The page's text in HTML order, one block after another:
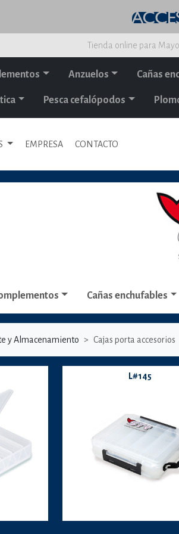
Tienda online para
Anzuelos Cañas
Pesca cefalópodos
EMPRESA CONTACTO
Cañas enchufables
y Almacenamiento Cajas porta accesorios
L#145